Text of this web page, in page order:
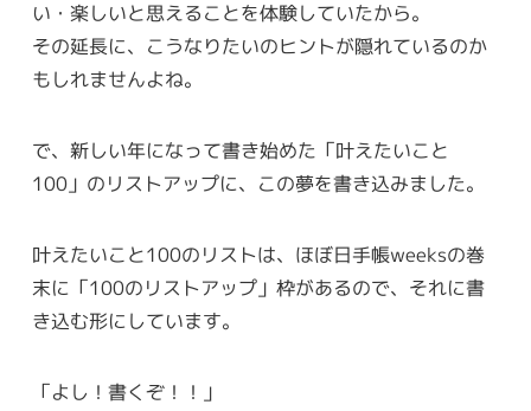
い・楽しいと思えることを体験していたから。
その延長に、こうなりたいのヒントが隠れているのか
もしれませんよね。
で、新しい年になって書き始めた「叶えたいこと
100」のリストアップに、この夢を書き込みました。
叶えたいこと100のリストは、ほぼ日手帳weeksの巻
末に「100のリストアップ」枠があるので、それに書
き込む形にしています。
「よし！書くぞ！！」